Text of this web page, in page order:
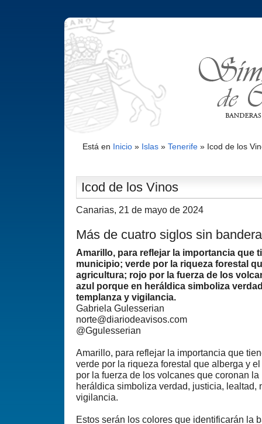
Está en Inicio» Islas» Tenerife» Icod de los
Icod de los Vinos
Canarias, 21 de mayo de 2024
Más de cuatro siglos sin bandera
Amarillo, para reflejar la importancia que
municipio; verde por la riqueza forestal
agricultura; rojo por la fuerza de los
azul porque en heráldica simboliza
templanza y vigilancia.
Gabriela Gulesserian
norte@diariodeavisos.com
@Ggulesserian
Amarillo, para reflejar la importancia que
verde por la riqueza forestal que alberga y
por la fuerza de los volcanes que coronan
heráldica simboliza verdad, justicia, lealtad,
vigilancia.
Estos serán los colores que identificarán la